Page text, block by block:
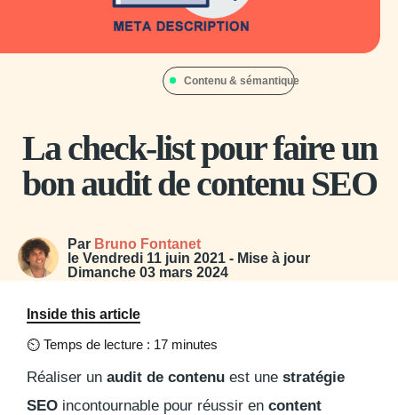
Contenu & sémantique
La check-list pour faire un
bon audit de contenu SEO
Par Bruno Fontanet
le Vendredi 11 juin 2021 - Mise à jour
Dimanche 03 mars 2024
Inside this article
⏲ Temps de lecture : 17 minutes
Réaliser un audit de contenu est une stratégie
SEO incontournable pour réussir en content